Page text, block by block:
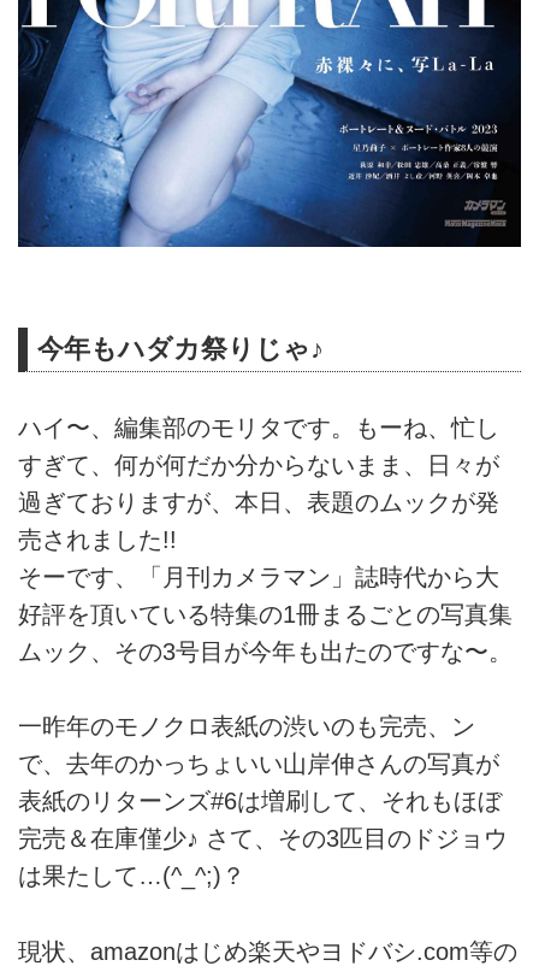
今年もハダカ祭りじゃ♪
ハイ〜、編集部のモリタです。もーね、忙し
すぎて、何が何だか分からないまま、日々が
過ぎておりますが、本日、表題のムックが発
売されました!!
そーです、「月刊カメラマン」誌時代から大
好評を頂いている特集の1冊まるごとの写真集
ムック、その3号目が今年も出たのですな〜。
一昨年のモノクロ表紙の渋いのも完売、ン
で、去年のかっちょいい山岸伸さんの写真が
表紙のリターンズ#6は増刷して、それもほぼ
完売＆在庫僅少♪ さて、その3匹目のドジョウ
は果たして…(^_^;)？
現状、amazonはじめ楽天やヨドバシ.com等の